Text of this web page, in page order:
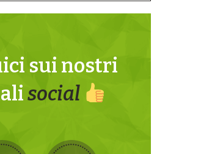
sui nostri
social